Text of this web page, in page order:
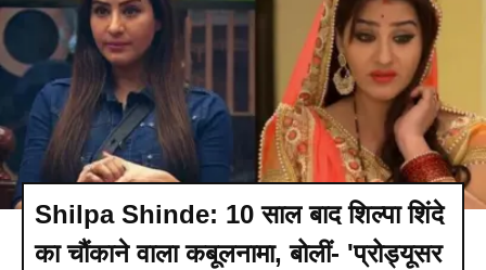
Shilpa Shinde: 10 साल बाद शिल्पा शिंदे
का चौंकाने वाला कबूलनामा, बोलीं- 'प्रोड्यूसर